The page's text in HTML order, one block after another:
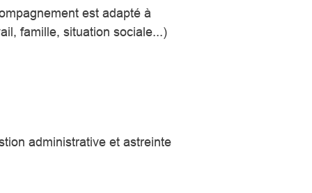
est adapté à
famille, situation sociale...)
administrative et astreinte